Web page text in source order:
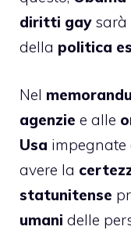
diritti gaysarà
della politica
Nel
agenzie e alle
Usa impegnate
avere la
statunitense
umani delle